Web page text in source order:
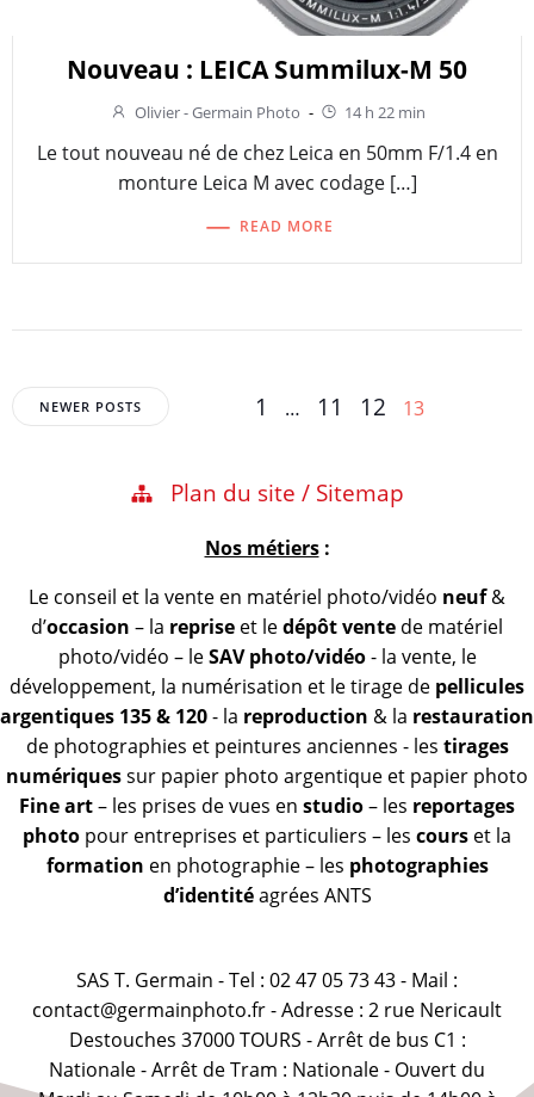
Nouveau : LEICA Summilux-M 50
Olivier - Germain Photo - 14 h 22 min
Le tout nouveau né de chez Leica en 50mm F/1.4 en
monture Leica M avec codage […]
READ MORE
Posts
navigation
NEWER POSTS Page
1 … Page
11 Page
12 Page
13
Plan du site / Sitemap
Nos métiers:
Le conseil et la vente en matériel photo/vidéo neuf&
d’occasion – la reprise et ledépôt vente de matériel
photo/vidéo – leSAV photo/vidéo- la vente, le
développement, la numérisation et le tirage de pellicules
argentiques 135 & 120- la reproduction & la restauration
de photographies et peintures anciennes - les tirages
numériquessur papier photo argentique et papier photo
Fine art– les prises de vues en studio– les reportages
photo pour entreprises et particuliers – les cours et la
formation en photographie – les photographies
d’identitéagrées ANTS
SAS T. Germain - Tel : 02 47 05 73 43 - Mail :
contact@germainphoto.fr - Adresse : 2 rue Nericault
Destouches 37000 TOURS - Arrêt de bus C1 :
Nationale - Arrêt de Tram : Nationale - Ouvert du